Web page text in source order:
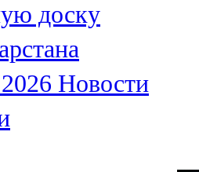
доску
Новости